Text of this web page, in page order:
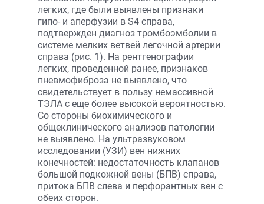
легких, где были выявлены признаки
гипо- и аперфузии в S4 справа,
подтвержден диагноз тромбоэмболии в
системе мелких ветвей легочной артерии
справа (рис. 1). На рентгенографии
легких, проведенной ранее, признаков
пневмофиброза не выявлено, что
свидетельствует в пользу немассивной
ТЭЛА с еще более высокой вероятностью.
Со стороны биохимического и
общеклинического анализов патологии
не выявлено. На ультразвуковом
исследовании (УЗИ) вен нижних
конечностей: недостаточность клапанов
большой подкожной вены (БПВ) справа,
притока БПВ слева и перфорантных вен с
обеих сторон.